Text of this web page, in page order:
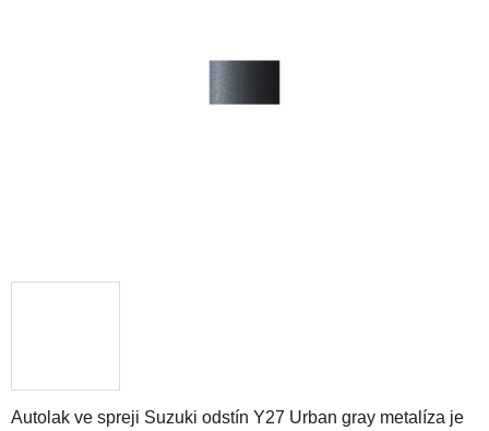
Autolak ve spreji Suzuki odstín Y27 Urban gray metalíza je